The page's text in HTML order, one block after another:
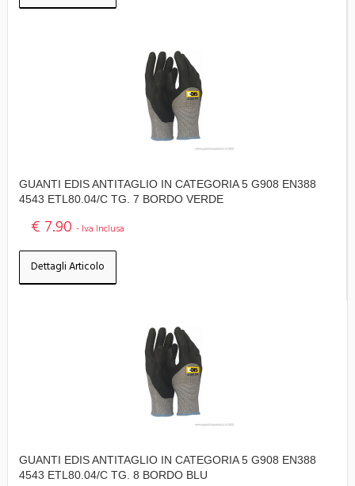
GUANTI EDIS ANTITAGLIO IN CATEGORIA 5 G908 EN388
4543 ETL80.04/C TG. 7 BORDO VERDE
€ 7.90 - Iva Inclusa
Dettagli Articolo
GUANTI EDIS ANTITAGLIO IN CATEGORIA 5 G908 EN388
4543 ETL80.04/C TG. 8 BORDO BLU